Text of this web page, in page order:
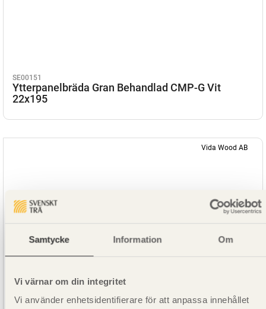
Samtycke Information Om
Vi värnar om din integritet
Vi använder enhetsidentifierare för att anpassa innehållet
SE00151
Ytterpanelbräda Gran Behandlad CMP-G Vit
22x195
Vida Wood AB